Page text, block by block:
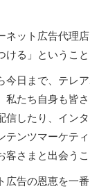
ネット広告代理
る」ということ
今日まで、テレ
私たち自身も皆
信したり、イン
テンツマーケテ
さまと出会うこ
広告の恩恵を一